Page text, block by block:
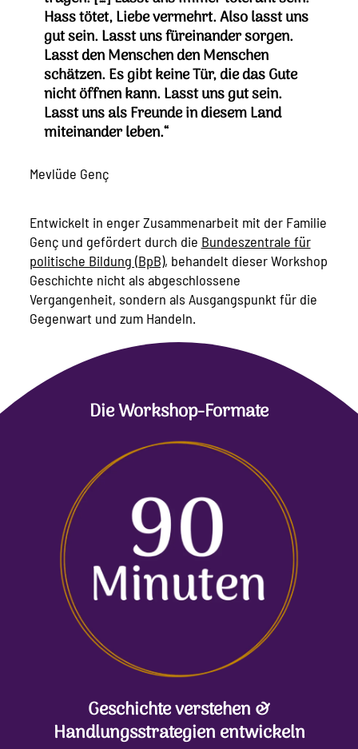
Hass tötet, Liebe vermehrt. Also lasst uns
gut sein. Lasst uns füreinander sorgen.
Lasst den Menschen den Menschen
schätzen. Es gibt keine Tür, die das Gute
nicht öffnen kann. Lasst uns gut sein.
Lasst uns als Freunde in diesem Land
miteinander leben.“
Mevlüde Genç
Entwickelt in enger Zusammenarbeit mit der Familie
Genç und gefördert durch die Bundeszentrale für
politische Bildung (BpB), behandelt dieser Workshop
Geschichte nicht als abgeschlossene
Vergangenheit, sondern als Ausgangspunkt für die
Gegenwart und zum Handeln.
Die Workshop-Formate
Geschichte verstehen &
Handlungsstrategien entwickeln